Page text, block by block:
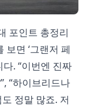
포인트 총정리
면 ‘그랜저 페
. “이번엔 진짜
“하이브리드나
정말 많죠. 저